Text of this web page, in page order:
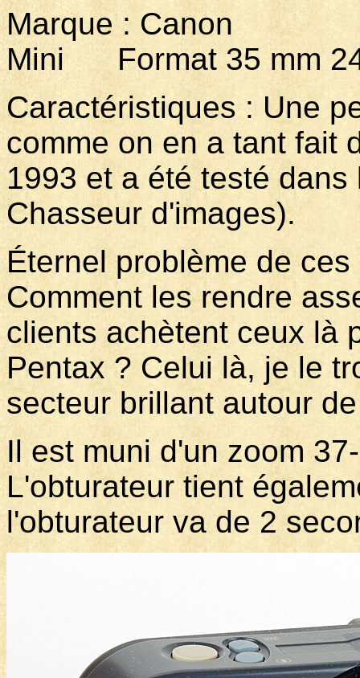
Marque : Canon
Mini Format 35 mm
Caractéristiques : Une
comme on en a tant fait
1993 et a été testé
Chasseur d'images).
Éternel problème de
Comment les rendre
clients achètent ceux là
Pentax ? Celui là, je le
secteur brillant autour
Il est muni d'un zoom
L'obturateur tient
l'obturateur va de 2